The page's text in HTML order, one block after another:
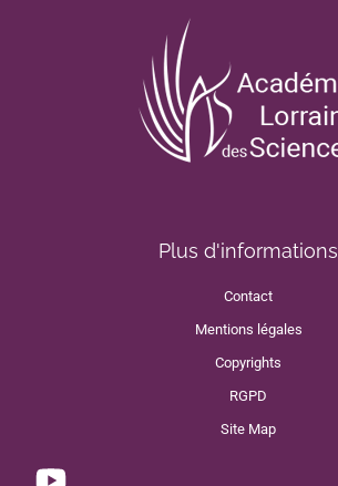
Plus d'informations
Contact
Mentions légales
Copyrights
RGPD
Site Map